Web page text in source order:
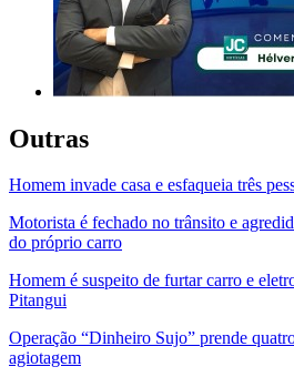
Outras
Homem invade casa e esfaqueia três
Motorista é fechado no trânsito e
do próprio carro
Homem é suspeito de furtar carro e
Pitangui
Operação “Dinheiro Sujo” prende
agiotagem